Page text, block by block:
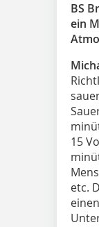
BS
ein
15
etc.